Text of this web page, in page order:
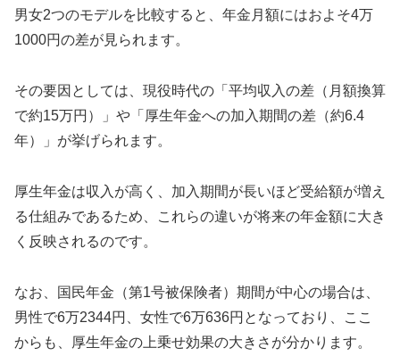
男女2つのモデルを比較すると、年金月額にはおよそ4万
1000円の差が見られます。
その要因としては、現役時代の「平均収入の差（月額換算
で約15万円）」や「厚生年金への加入期間の差（約6.4
年）」が挙げられます。
厚生年金は収入が高く、加入期間が長いほど受給額が増え
る仕組みであるため、これらの違いが将来の年金額に大き
く反映されるのです。
なお、国民年金（第1号被保険者）期間が中心の場合は、
男性で6万2344円、女性で6万636円となっており、ここ
からも、厚生年金の上乗せ効果の大きさが分かります。